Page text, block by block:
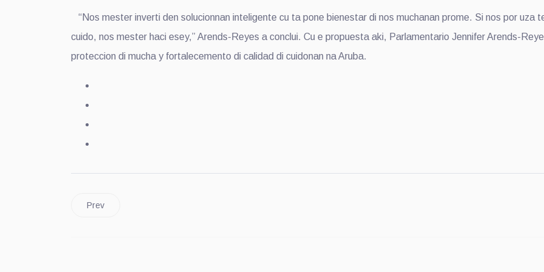
“Nos mester inverti den solucionnan inteligente cu ta pone bienestar di nos muchanan prome. Si nos por uza
cuido, nos mester haci esey,” Arends-Reyes a conclui. Cu e propuesta aki, Parlamentario Jennifer Arends-
proteccion di mucha y fortalecemento di calidad di cuidonan na Aruba.
Prev